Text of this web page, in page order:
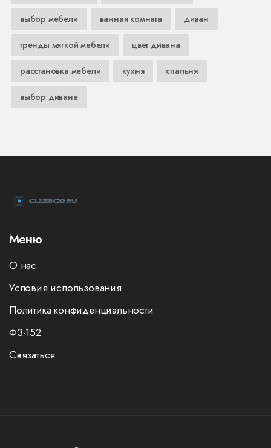
выбор мебели ванная комната диван
тренды мягкой мебели цвет дивана
расстановка мебели кухня спальня
выбор дивана
Меню
О нас
Условия использования
Политика конфиденциальности
ФЗ-152
Связаться